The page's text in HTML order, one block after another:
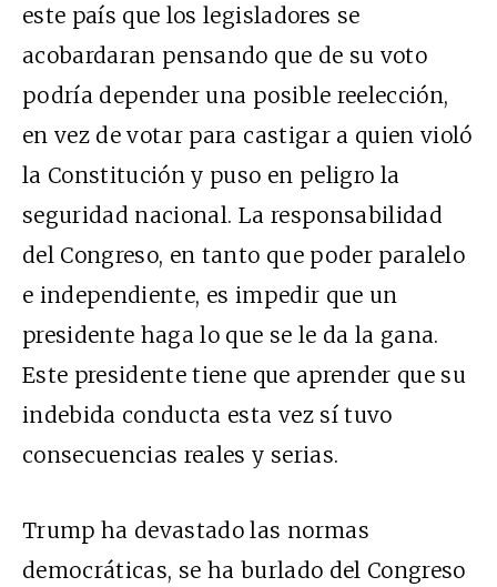
este país que los legisladores se
acobardaran pensando que de su voto
podría depender una posible reelección,
en vez de votar para castigar a quien violó
la Constitución y puso en peligro la
seguridad nacional. La responsabilidad
del Congreso, en tanto que poder paralelo
e independiente, es impedir que un
presidente haga lo que se le da la gana.
Este presidente tiene que aprender que su
indebida conducta esta vez sí tuvo
consecuencias reales y serias.
Trump ha devastado las normas
democráticas, se ha burlado del Congreso